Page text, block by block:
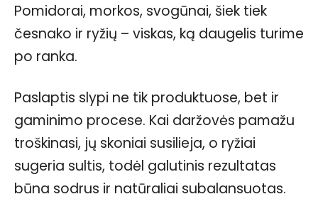
Pomidorai, morkos, svogūnai, šiek tiek
česnako ir ryžių – viskas, ką daugelis turime
po ranka.
Paslaptis slypi ne tik produktuose, bet ir
gaminimo procese. Kai daržovės pamažu
troškinasi, jų skoniai susilieja, o ryžiai
sugeria sultis, todėl galutinis rezultatas
būna sodrus ir natūraliai subalansuotas.